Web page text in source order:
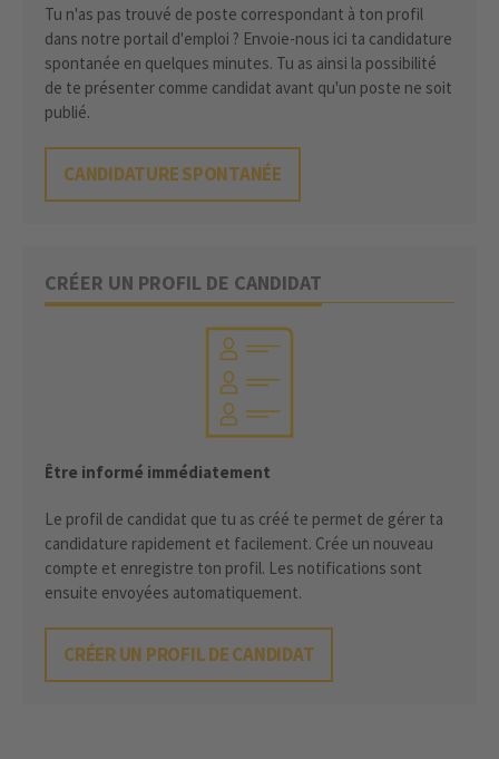
Tu n'as pas trouvé de poste correspondant à ton profil
dans notre portail d'emploi ? Envoie-nous ici ta candidature
spontanée en quelques minutes. Tu as ainsi la possibilité
de te présenter comme candidat avant qu'un poste ne soit
publié.
CANDIDATURE SPONTANÉE
CRÉER UN PROFIL DE CANDIDAT
Être informé immédiatement
Le profil de candidat que tu as créé te permet de gérer ta
candidature rapidement et facilement. Crée un nouveau
compte et enregistre ton profil. Les notifications sont
ensuite envoyées automatiquement.
CRÉER UN PROFIL DE CANDIDAT